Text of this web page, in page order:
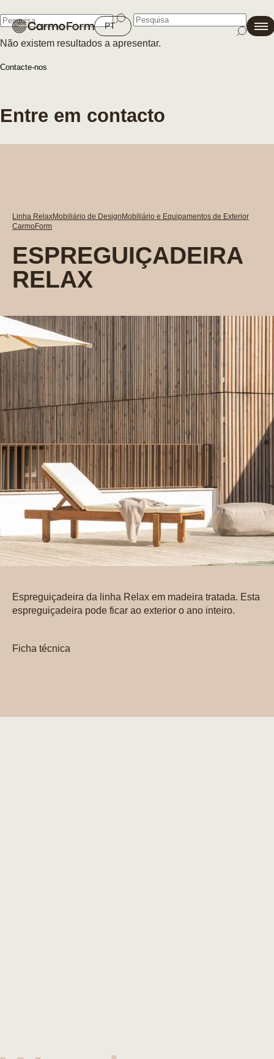
PT
Não existem resultados a apresentar.
Contacte-nos
Fechar
Entre em contacto
Linha RelaxMobiliário de Design Mobiliário e Equipamentos de Exterior
CarmoForm
ESPREGUIÇADEIRA
RELAX
Espreguiçadeira da linha Relax em madeira tratada. Esta
espreguiçadeira pode ficar ao exterior o ano inteiro.
Ficha técnica